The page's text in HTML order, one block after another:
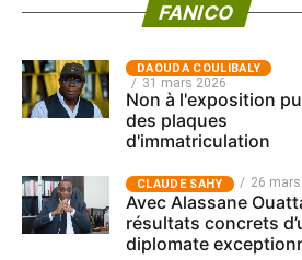
FANICO
‎DAOUDA COULIBALY
31 mars 2026
Non à l'exposition
des plaques
d'immatriculation
CLAUDE SAHY 26
Avec Alassane
résultats concrets
diplomate